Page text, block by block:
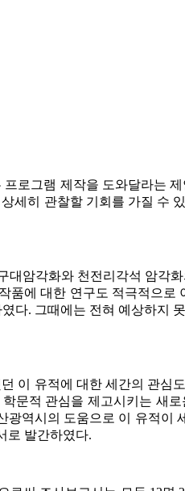
로그램 제작을 도와달라는
세히 관찰할 기회를 가질 수
암각화와 천전리각석 암각
품에 대한 연구도 적극적으로
다. 그때에는 전혀 예상하지
이 유적에 대한 세간의 관심
문적 관심을 제고시키는 새
역시의 도움으로 이 유적이
로 발간하였다.